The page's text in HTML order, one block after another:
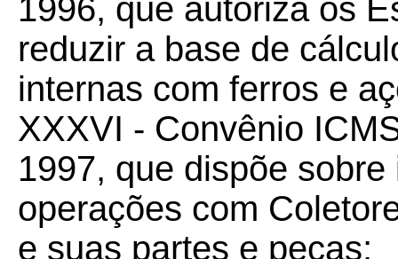
1996, que autoriza os
reduzir a base de
internas com ferros e
XXXVI - Convênio
1997, que dispõe
operações com
e suas partes e peças;